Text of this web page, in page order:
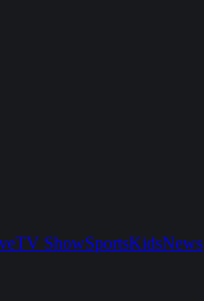
TV ShowSportsKidsNews